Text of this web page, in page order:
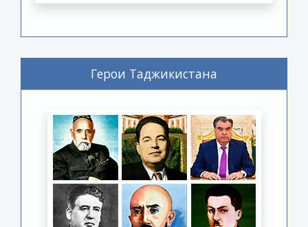
Герои Таджикистана